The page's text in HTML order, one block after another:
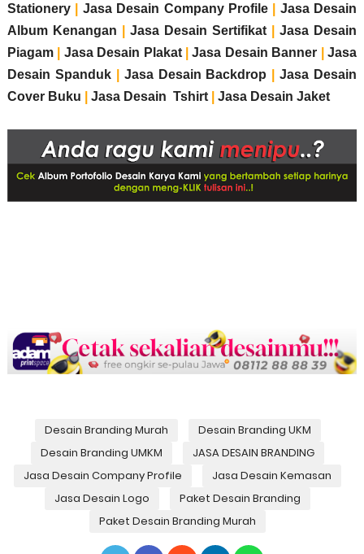
Stationery| Jasa Desain Company Profile| Jasa Desain
Album Kenangan
Jasa Desain Sertifikat |Jasa Desain
Piagam| Jasa Desain Plakat|Jasa Desain Banner |Jasa
Desain Spanduk| Jasa Desain Backdrop |Jasa Desain
Cover Buku
Jasa Desain Tshirt| Jasa Desain Jaket
Desain Branding Murah
Desain Branding UKM
Desain Branding UMKM
JASA DESAIN BRANDING
Jasa Desain Company Profile
Jasa Desain Kemasan
Jasa Desain Logo
Paket Desain Branding
Paket Desain Branding Murah